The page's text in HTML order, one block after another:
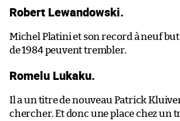
Robert Lewandowski.
Michel Platini et son record à neuf
de 1984 peuvent trembler.
Romelu Lukaku.
Il a un titre de nouveau Patrick
chercher. Et donc une place chez un